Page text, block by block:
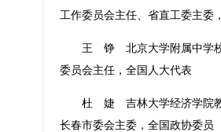
工作委员会主任、省直工委主委
王 铮 北京大学附属中学校
委员会主任，全国人大代表
杜 婕 吉林大学经济学院教授
长春市委会主委，全国政协委员